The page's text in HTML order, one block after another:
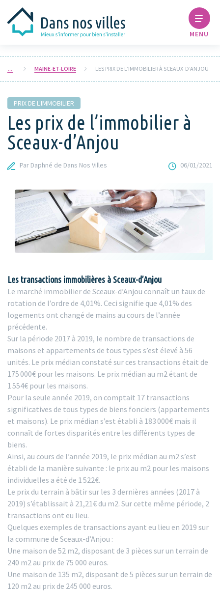
MENU
MAINE-ET-LOIRE LES PRIX DE L’IMMOBILIER À SCEAUX-D’ANJOU
PRIX DE L'IMMOBILIER
Les prix de l’immobilier à
Sceaux-d’Anjou
Par Daphné de Dans Nos Villes 06/01/2021
Les transactions immobilières à Sceaux-d’Anjou
Le marché immobilier de Sceaux-d’Anjou connaît un taux de
rotation de l’ordre de 4,01%. Ceci signifie que 4,01% des
logements ont changé de mains au cours de l’année
précédente.
Sur la période 2017 à 2019, le nombre de transactions de
maisons et appartements de tous types s’est élevé à 56
unités. Le prix médian constaté sur ces transactions était de
175 000€ pour les maisons. Le prix médian au m2 étant de
1 554€ pour les maisons.
Pour la seule année 2019, on comptait 17 transactions
significatives de tous types de biens fonciers (appartements
et maisons). Le prix médian s’est établi à 183 000€ mais il
connaît de fortes disparités entre les différents types de
biens.
Ainsi, au cours de l’année 2019, le prix médian au m2 s’est
établi de la manière suivante : le prix au m2 pour les maisons
individuelles a été de 1 522€.
Le prix du terrain à bâtir sur les 3 dernières années (2017 à
2019) s’établissait à 21,21€ du m2. Sur cette même période, 2
transactions ont eu lieu.
Quelques exemples de transactions ayant eu lieu en 2019 sur
la commune de Sceaux-d’Anjou :
Une maison de 52 m2, disposant de 3 pièces sur un terrain de
240 m2 au prix de 75 000 euros.
Une maison de 135 m2, disposant de 5 pièces sur un terrain de
120 m2 au prix de 245 000 euros.